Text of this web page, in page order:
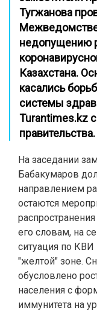
Тугжанова
недопущению
Казахстана.
касались
системы
Turantimes.kz
правительства.
На заседании
Бабакумаров
направлением
остаются
его словам, на
ситуация по КВИ
"желтой" зоне.
обусловлено
населения с
иммунитета на